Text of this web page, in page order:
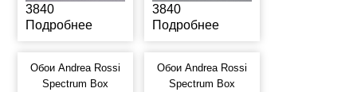
3840
Подробнее
3840
Подробнее
Обои Andrea Rossi
Spectrum Box
Обои Andrea Rossi
Spectrum Box